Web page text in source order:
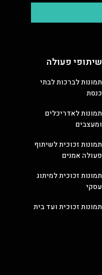
שיתופי פעולה
תמונות לברכות לבתי
כנסת
תמונות לאדריכלים
ומעצבים
תמונות זכוכית לשיתוף
פעולה אמנים
תמונות זכוכית למיתוג
עסקי
תמונות זכוכית ועד בית